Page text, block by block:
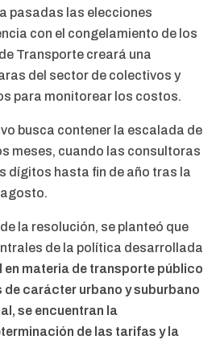
pasadas las elecciones
con el congelamiento de los
Transporte creará una
del sector de colectivos y
para monitorear los costos.
busca contener la escalada de
meses, cuando las consultoras
dígitos hasta fin de año tras la
la resolución, se planteó que
de la política desarrollada
en materia de transporte público
carácter urbano y suburbano
se encuentran la
de las tarifas y la